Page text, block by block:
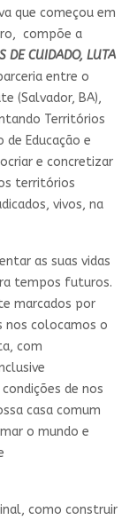
que começou em
compõe a
DE CUIDADO, LUTA
entre o
(Salvador, BA),
Territórios
de Educação e
e concretizar
territórios
vivos, na
as suas vidas
tempos futuros.
marcados por
nos colocamos o
com
de nos
casa comum
o mundo e
como construir